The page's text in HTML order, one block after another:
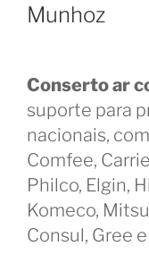
Munhoz
Conserto ar
suporte para
nacionais,
Comfee,
Philco, Elgin,
Komeco,
Consul, Gree